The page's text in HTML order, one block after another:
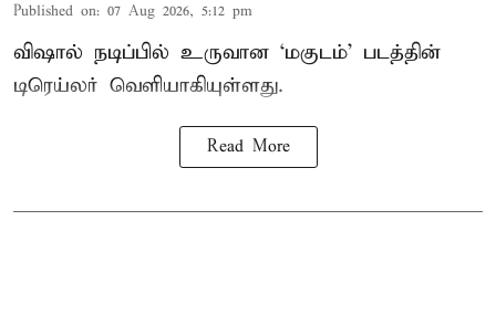
Published on: 07 Aug 2026, 5:12 pm
விஷால் நடிப்பில் உருவான ‘மகுடம்’ படத்தின்
டிரெய்லர் வெளியாகியுள்ளது.
Read More